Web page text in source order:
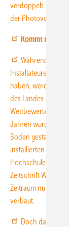
verdoppelt. Denn
der Photovoltaik
Kommt nun die
Während die
Installateure ihren
haben, werden die
des Landes
Wettbewerb mit der
Jahren wurden in
Boden gestampft.
installierten
Hochschule für
Zeitschrift
Zeitraum nur zwölf
verbaut.
Doch das